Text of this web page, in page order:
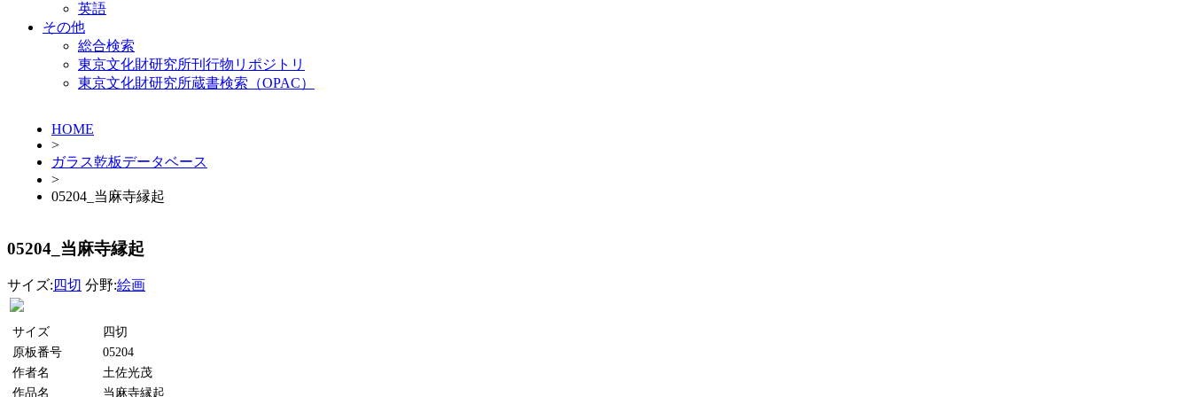
英語
その他
総合検索
東京文化財研究所刊行物リポジトリ
東京文化財研究所蔵書検索（OPAC）
HOME
>
ガラス乾板データベース
>
05204_当麻寺縁起
05204_当麻寺縁起
サイズ: 四切 分野:絵画
サイズ
四切
原板番号
05204
作者名
土佐光茂
作品名
当麻寺縁起